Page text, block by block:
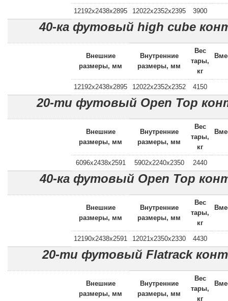
12192x2438x2895 12022x2352x2395 3900
40-ка футовый high cube
Внешние
размеры, мм
Внутренние
размеры, мм
Вес
тары,
кг
12192x2438x2895 12022x2352x2352 4150
20-ти футовый Open Top
Внешние
размеры, мм
Внутренние
размеры, мм
Вес
тары,
кг
6096x2438x2591 5902x2240x2350 2440
40-ка футовый Open Top
Внешние
размеры, мм
Внутренние
размеры, мм
Вес
тары,
кг
12190x2438x2591 12021x2350x2330 4430
20-ти футовый Flatrack
Внешние
размеры, мм
Внутренние
размеры, мм
Вес
тары,
кг